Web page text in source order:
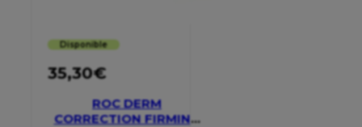
Disponible
35,30€
ROC DERM
CORRECTION FIRMING